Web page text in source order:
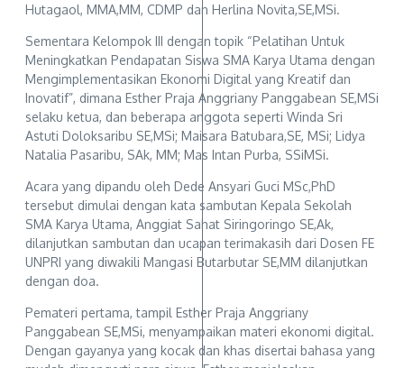
Hutagaol, MMA,MM, CDMP dan Herlina Novita,SE,MSi.
Sementara Kelompok III dengan topik “Pelatihan Untuk
Meningkatkan Pendapatan Siswa SMA Karya Utama dengan
Mengimplementasikan Ekonomi Digital yang Kreatif dan
Inovatif”, dimana Esther Praja Anggriany Panggabean SE,MSi
selaku ketua, dan beberapa anggota seperti Winda Sri
Astuti Doloksaribu SE,MSi; Maisara Batubara,SE, MSi; Lidya
Natalia Pasaribu, SAk, MM; Mas Intan Purba, SSiMSi.
Acara yang dipandu oleh Dede Ansyari Guci MSc,PhD
tersebut dimulai dengan kata sambutan Kepala Sekolah
SMA Karya Utama, Anggiat Sahat Siringoringo SE,Ak,
dilanjutkan sambutan dan ucapan terimakasih dari Dosen FE
UNPRI yang diwakili Mangasi Butarbutar SE,MM dilanjutkan
dengan doa.
Pemateri pertama, tampil Esther Praja Anggriany
Panggabean SE,MSi, menyampaikan materi ekonomi digital.
Dengan gayanya yang kocak dan khas disertai bahasa yang